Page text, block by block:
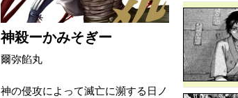
神殺ーかみそぎー
爾弥餡丸
神の侵攻によって滅亡に瀕する日ノ